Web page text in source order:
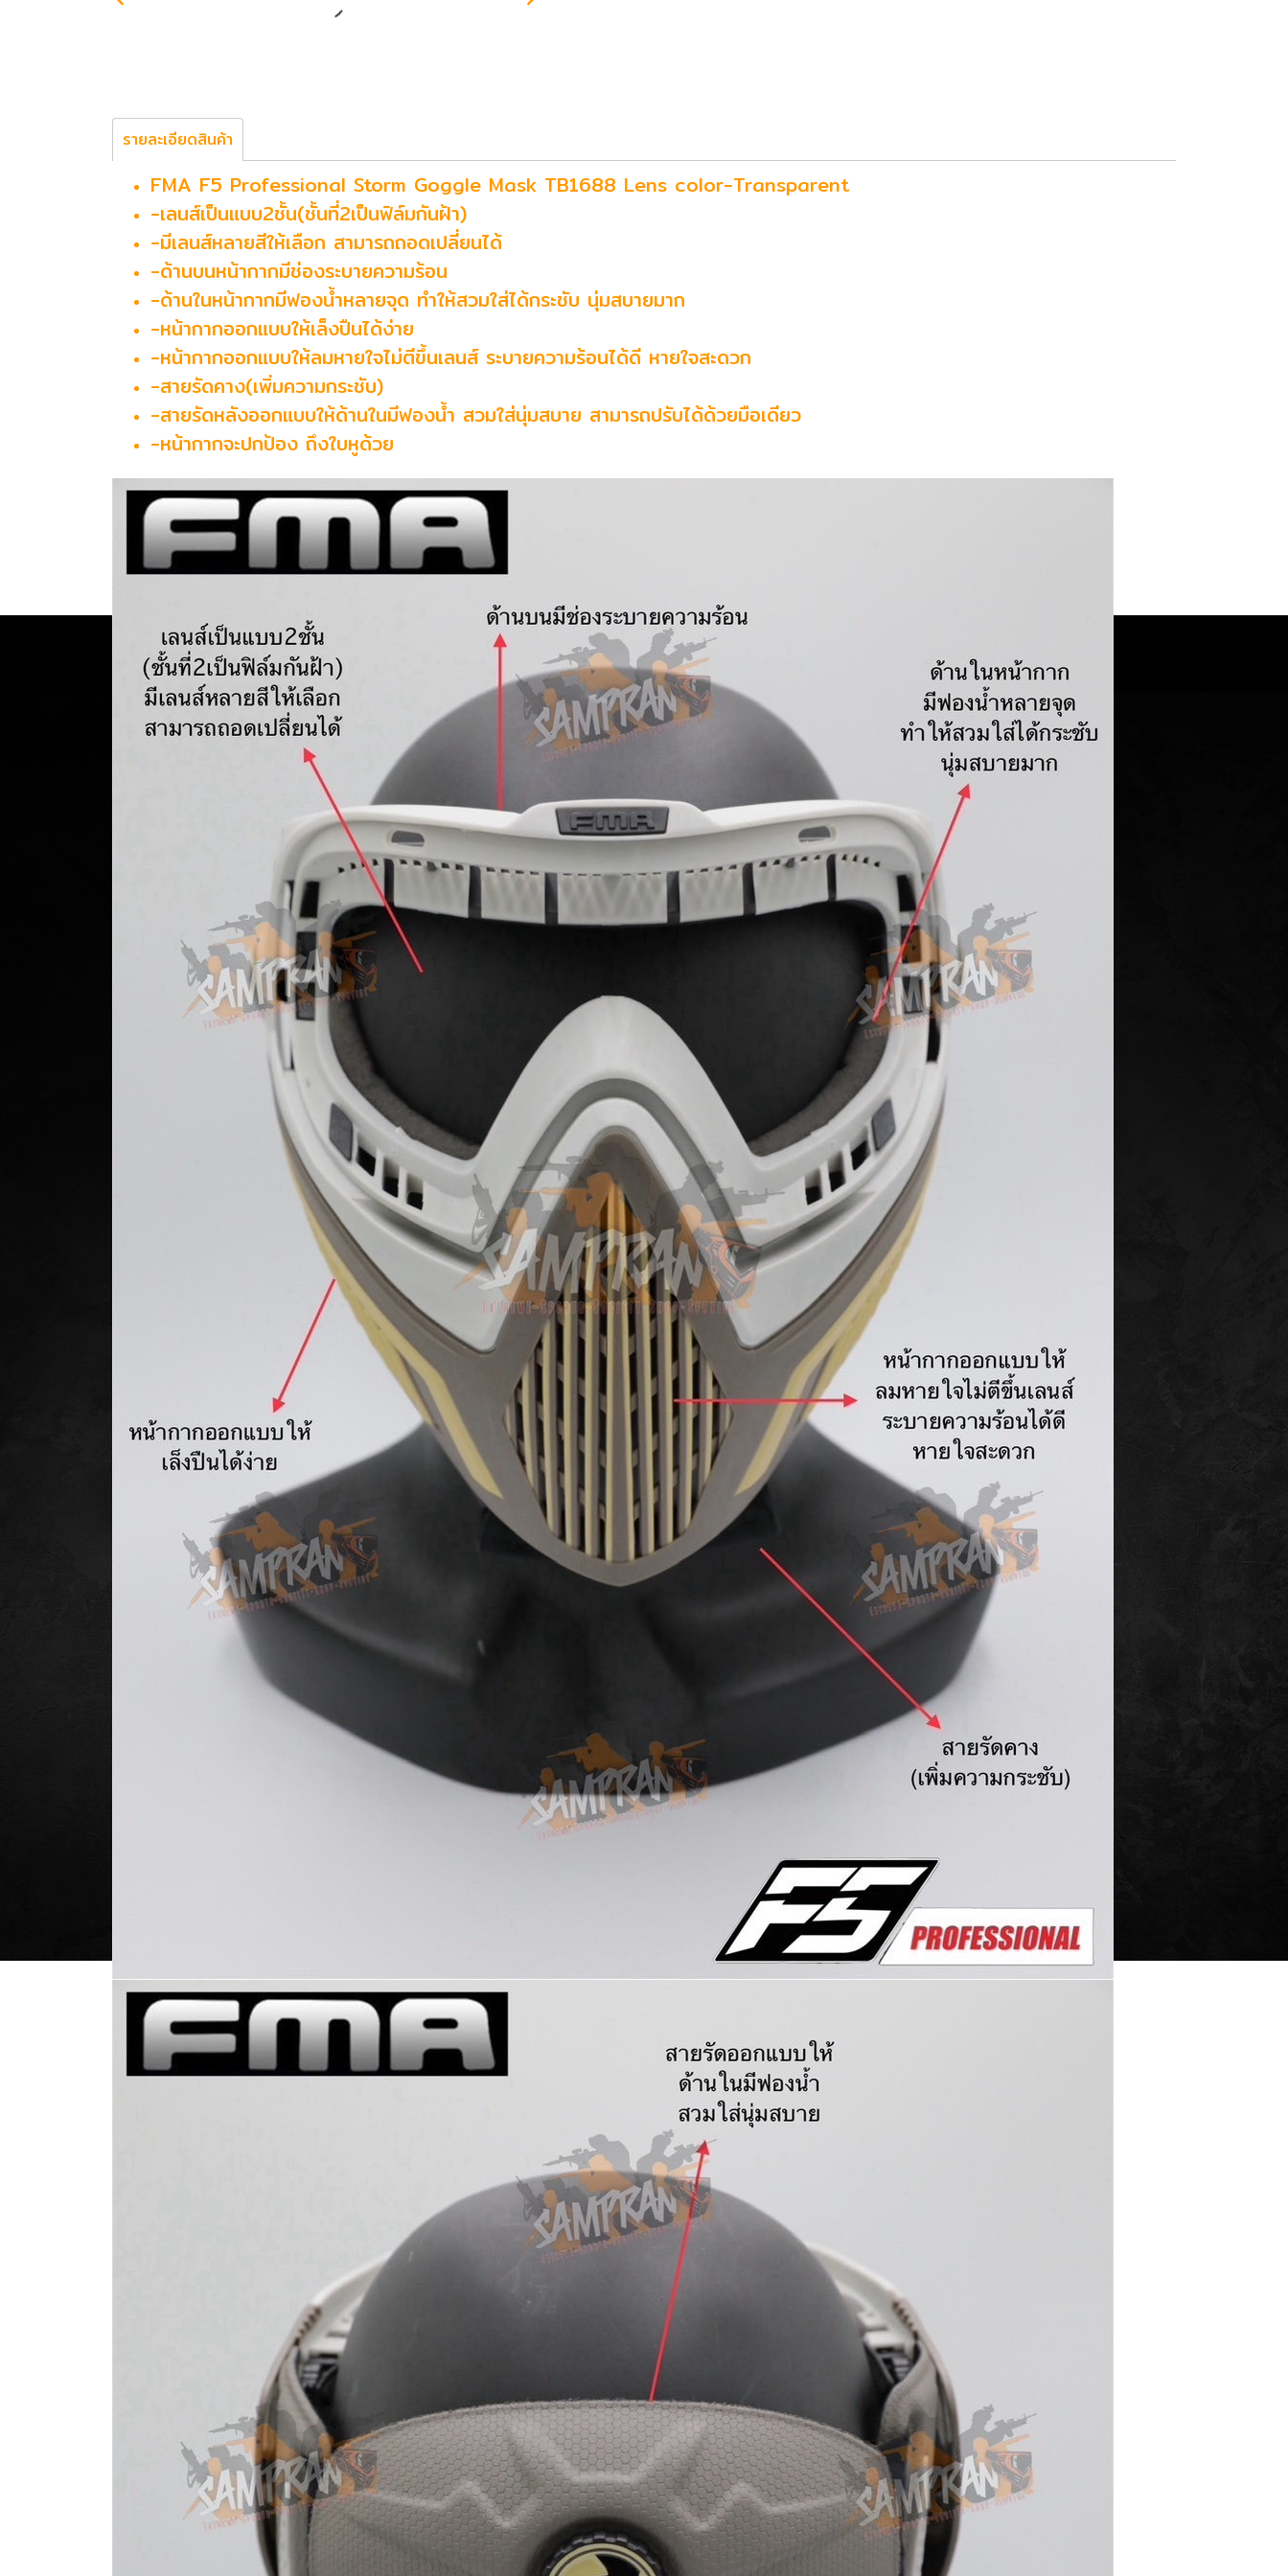
รายละเอียดสินค้า
FMA F5 Professional Storm Goggle Mask TB1688 Lens color-Transparent
-เลนส์เป็นแบบ2ชั้น(ชั้นที่2เป็นฟิล์มกันฝ้า)
-มีเลนส์หลายสีให้เลือก สามารถถอดเปลี่ยนได้
-ด้านบนหน้ากากมีช่องระบายความร้อน
-ด้านในหน้ากากมีฟองน้ำหลายจุด ทำให้สวมใส่ได้กระชับ นุ่มสบายมาก
-หน้ากากออกแบบให้เล็งปืนได้ง่าย
-หน้ากากออกแบบให้ลมหายใจไม่ตีขึ้นเลนส์ ระบายความร้อนได้ดี หายใจสะดวก
-สายรัดคาง(เพิ่มความกระชับ)
-สายรัดหลังออกแบบให้ด้านในมีฟองน้ำ สวมใส่นุ่มสบาย สามารถปรับได้ด้วยมือเดียว
-หน้ากากจะปกป้อง ถึงใบหูด้วย